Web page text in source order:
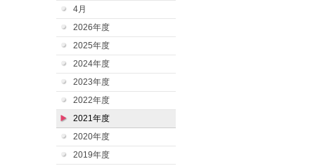
4月
2026年度
2025年度
2024年度
2023年度
2022年度
2021年度
2020年度
2019年度